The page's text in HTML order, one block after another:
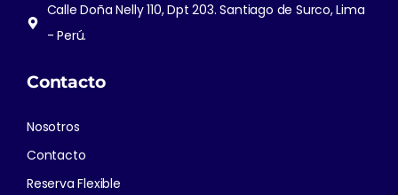
Calle Doña Nelly 110, Dpt 203. Santiago de Surco, Lima
- Perú.
Contacto
Nosotros
Contacto
Reserva Flexible